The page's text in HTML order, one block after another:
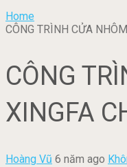
Home
CÔNG TRÌNH CỬA
CÔNG
XINGFA
Hoàng Vũ 6 năm ago